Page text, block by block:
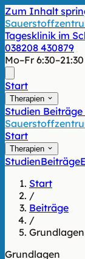
Zum Inhalt
Tagesklinik im
038208 430879
Mo–Fr
Start
Therapien
Studien Beiträge
Start
Therapien
StudienBeiträge
Start
/
Beiträge
/
Grundlagen
Grundlagen